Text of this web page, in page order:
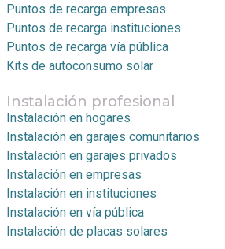
Puntos de recarga empresas
Puntos de recarga instituciones
Puntos de recarga vía pública
Kits de autoconsumo solar
Instalación profesional
Instalación en hogares
Instalación en garajes comunitarios
Instalación en garajes privados
Instalación en empresas
Instalación en instituciones
Instalación en vía pública
Instalación de placas solares